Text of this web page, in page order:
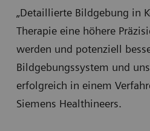
„Detaillierte Bildgebung in
Therapie eine höhere
werden und potenziell
Bildgebungssystem und
erfolgreich in einem
Siemens Healthineers.